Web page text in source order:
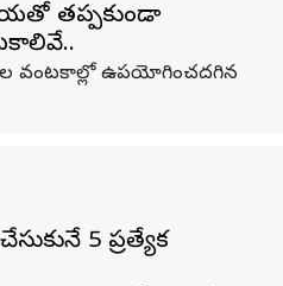
తప్పకుండా
వంటకాల్లో ఉపయోగించదగిన
5 ప్రత్యేక